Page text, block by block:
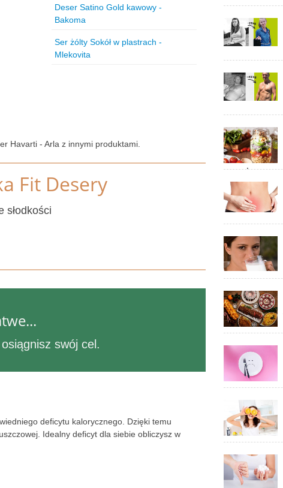
Deser Satino Gold kawowy -
Bakoma
Ser żólty Sokół w plastrach -
Mlekovita
Havarti - Arla z innymi produktami.
Fit Desery
słodkości
swój cel.
deficytu kalorycznego. Dzięki temu
Idealny deficyt dla siebie obliczysz w
przepisy